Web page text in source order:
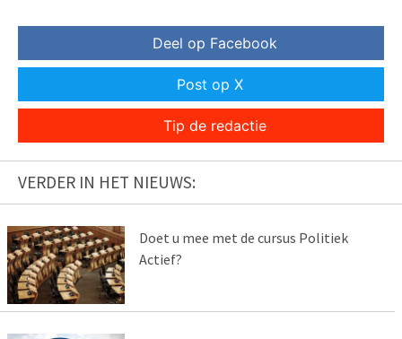
Deel op Facebook
Post op X
Tip de redactie
VERDER IN HET NIEUWS:
Doet u mee met de cursus Politiek
Actief?